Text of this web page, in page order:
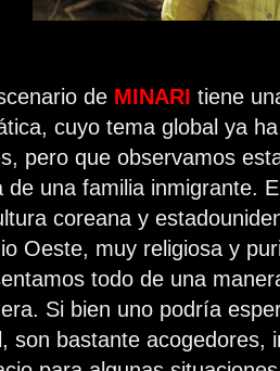
de MINARI tiene
cuyo tema global ya
pero que observamos
de una familia inmigrante.
coreana y
Oeste, muy religiosa y
todo de una
Si bien uno podría
son bastante acogedores,